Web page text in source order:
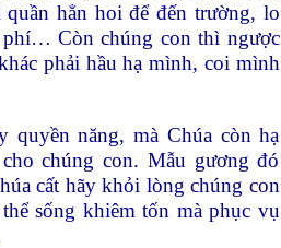
hẳn hoi để đến trường, lo
phí… Còn chúng con thì ngược
phải hầu hạ mình, coi mình
quyền năng, mà Chúa còn hạ
chúng con. Mẫu gương đó
cất hãy khỏi lòng chúng con
sống khiêm tốn mà phục vụ